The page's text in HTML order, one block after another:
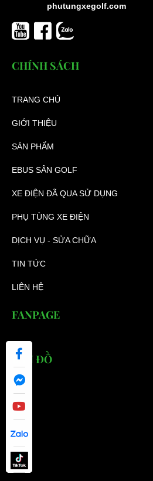
phutungxegolf.com
CHÍNH SÁCH
TRANG CHỦ
GIỚI THIỆU
SẢN PHẨM
EBUS SÂN GOLF
XE ĐIỆN ĐÃ QUA SỬ DỤNG
PHỤ TÙNG XE ĐIỆN
DỊCH VỤ - SỬA CHỮA
TIN TỨC
LIÊN HỆ
FANPAGE
BẢN ĐỒ